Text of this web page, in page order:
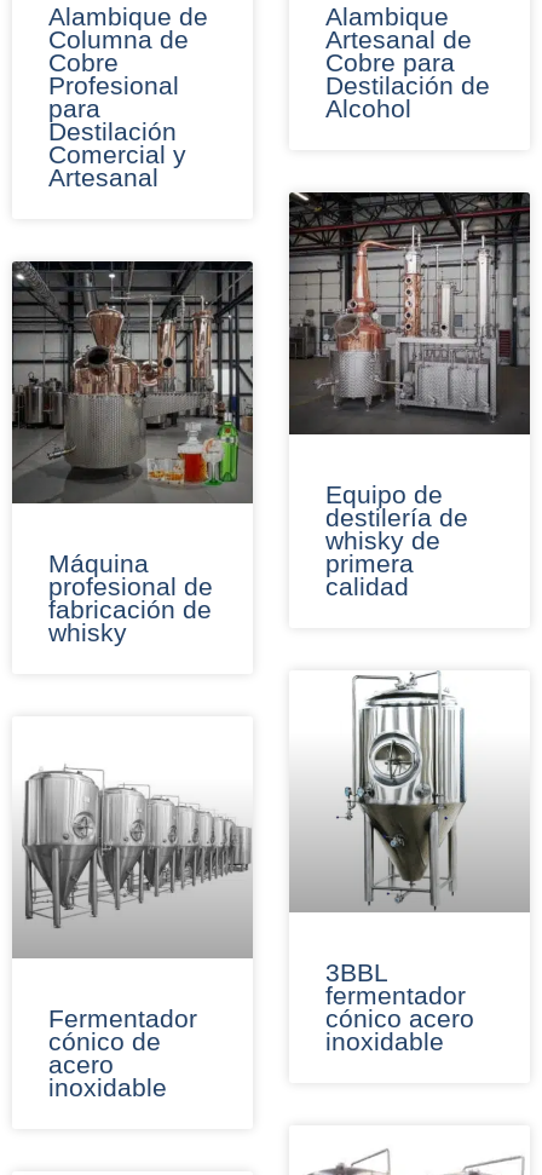
Alambique de
Columna de
Cobre
Profesional
para
Destilación
Comercial y
Artesanal
Alambique
Artesanal de
Cobre para
Destilación de
Alcohol
Máquina
profesional de
fabricación de
whisky
Equipo de
destilería de
whisky de
primera
calidad
Fermentador
cónico de
acero
inoxidable
3BBL
fermentador
cónico acero
inoxidable